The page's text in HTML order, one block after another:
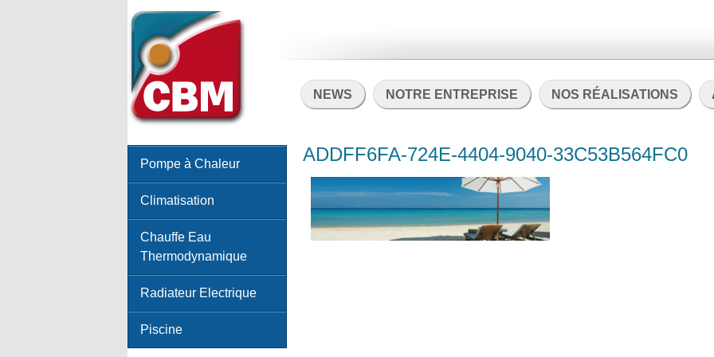
NEWS NOTRE ENTREPRISE NOS RÉALISATIONS
Pompe à Chaleur
Climatisation
Chauffe Eau
Thermodynamique
Radiateur Electrique
Piscine
ADDFF6FA-724E-4404-9040-33C53B564FC0